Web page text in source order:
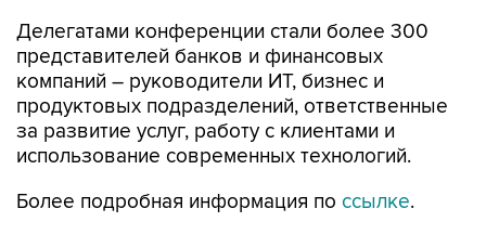
Делегатами конференции стали более 300
представителей банков и финансовых
компаний – руководители ИТ, бизнес и
продуктовых подразделений, ответственные
за развитие услуг, работу с клиентами и
использование современных технологий.
Более подробная информация по ссылке.